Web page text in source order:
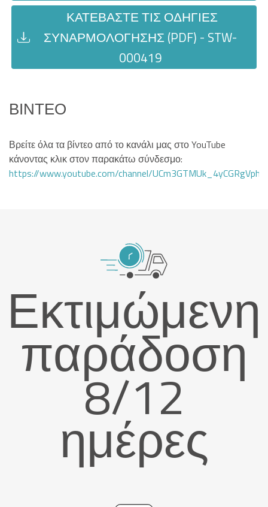
ΚΑΤΕΒΆΣΤΕ ΤΙΣ ΟΔΗΓΊΕΣ
ΣΥΝΑΡΜΟΛΌΓΗΣΗΣ (PDF) - STW-
000419
ΒΊΝΤΕΟ
Βρείτε όλα τα βίντεο από το κανάλι μας στο YouTube
κάνοντας κλικ στον παρακάτω σύνδεσμο:
https://www.youtube.com/channel/
Εκτιμώμενη
παράδοση
8/12
ημέρες